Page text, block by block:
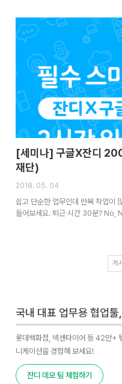
[세미나] 구글X잔디
재단)
2018. 05. 04
쉽고 단순한 업무인데 반복 작업이
들어보세요. 퇴근 시간 30분? No,
게
국내 대표 업무용 협업툴,
롯데백화점, 넥센타이어 등 42만+
니케이션을 경험해 보세요!
잔디 데모 팀 체험하기